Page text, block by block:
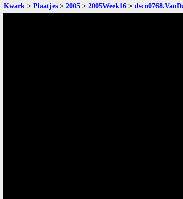
Kwark > Plaatjes > 2005 > 2005Week16 >